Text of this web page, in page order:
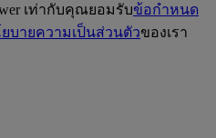
เท่ากับคุณยอมรับข้อกำหนด
บายความเป็นส่วนตัวของเรา